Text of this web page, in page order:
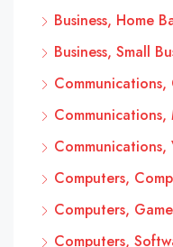
Business, Home
Business, Small
Communications,
Communications,
Computers,
Computers,
Computers,